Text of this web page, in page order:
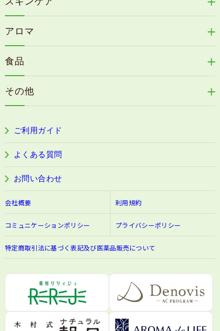
リリィジュミスト
リリィジュサプリ
毛歓
ヘアケアその他
天の葉健康緑茶
カイアポシリーズ
速感伝統香醋
古家のにんにく
目の疲労感・首肩に感じる負担緩和サプリ
阿波晩茶
うる肌箋
フェミールホワイトNKB
アロマ
浦上式アロマシリーズ
色彩マスク
食品
その他
ご利用ガイド
よくある質問
お問い合わせ
会社概要 利用規約
コミュニケーションポリシー プライバシーポリシー
特定商取引法に基づく表記及び医薬品販売について